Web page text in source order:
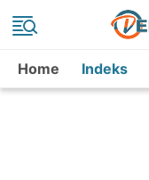
Home Indeks